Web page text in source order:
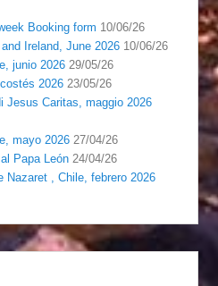
Booking form 10/06/26
Ireland, June 2026 10/06/26
junio 2026 29/05/26
2026 23/05/26
Jesus Caritas, maggio 2026
mayo 2026 27/04/26
Papa León 24/04/26
Nazaret , Chile, febrero 2026